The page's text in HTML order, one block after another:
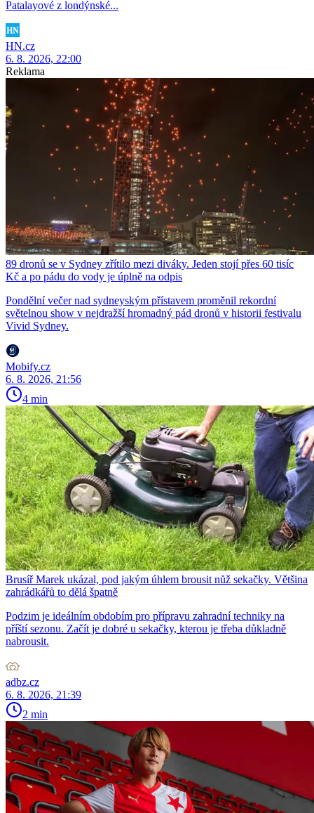
Patalayové z londýnské...
HN.cz
6. 8. 2026, 22:00
Reklama
89 dronů se v Sydney zřítilo mezi diváky. Jeden stojí přes 60 tisíc
Kč a po pádu do vody je úplně na odpis
Pondělní večer nad sydneyským přístavem proměnil rekordní
světelnou show v nejdražší hromadný pád dronů v historii festivalu
Vivid Sydney.
Mobify.cz
6. 8. 2026, 21:56
4 min
Brusíř Marek ukázal, pod jakým úhlem brousit nůž sekačky. Většina
zahrádkářů to dělá špatně
Podzim je ideálním obdobím pro přípravu zahradní techniky na
příští sezonu. Začít je dobré u sekačky, kterou je třeba důkladně
nabrousit.
adbz.cz
6. 8. 2026, 21:39
2 min